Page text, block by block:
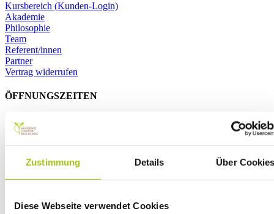
Zustimmung Details Über
Diese Webseite verwendet Cookies
Kursbereich (Kunden-Login)
Akademie
Philosophie
Team
Referent/innen
Partner
Vertrag widerrufen
ÖFFNUNGSZEITEN
Montag: 8:00 – 17:00
Dienstag: 8:00 – 17:00
Freitag: 8:00 – 12:00